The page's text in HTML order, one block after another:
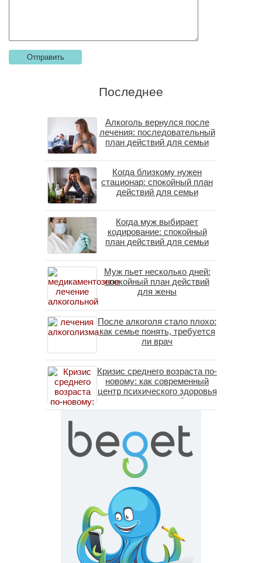
Последнее
Алкоголь вернулся после
лечения: последовательный
план действий для семьи
Когда близкому нужен
стационар: спокойный план
действий для семьи
Когда муж выбирает
кодирование: спокойный
план действий для семьи
Муж пьет несколько дней:
спокойный план действий
для жены
После алкоголя стало плохо:
как семье понять, требуется
ли врач
Кризис среднего возраста по-
новому: как современный
центр психического здоровья
помогает пересобрать
личность без таблеток